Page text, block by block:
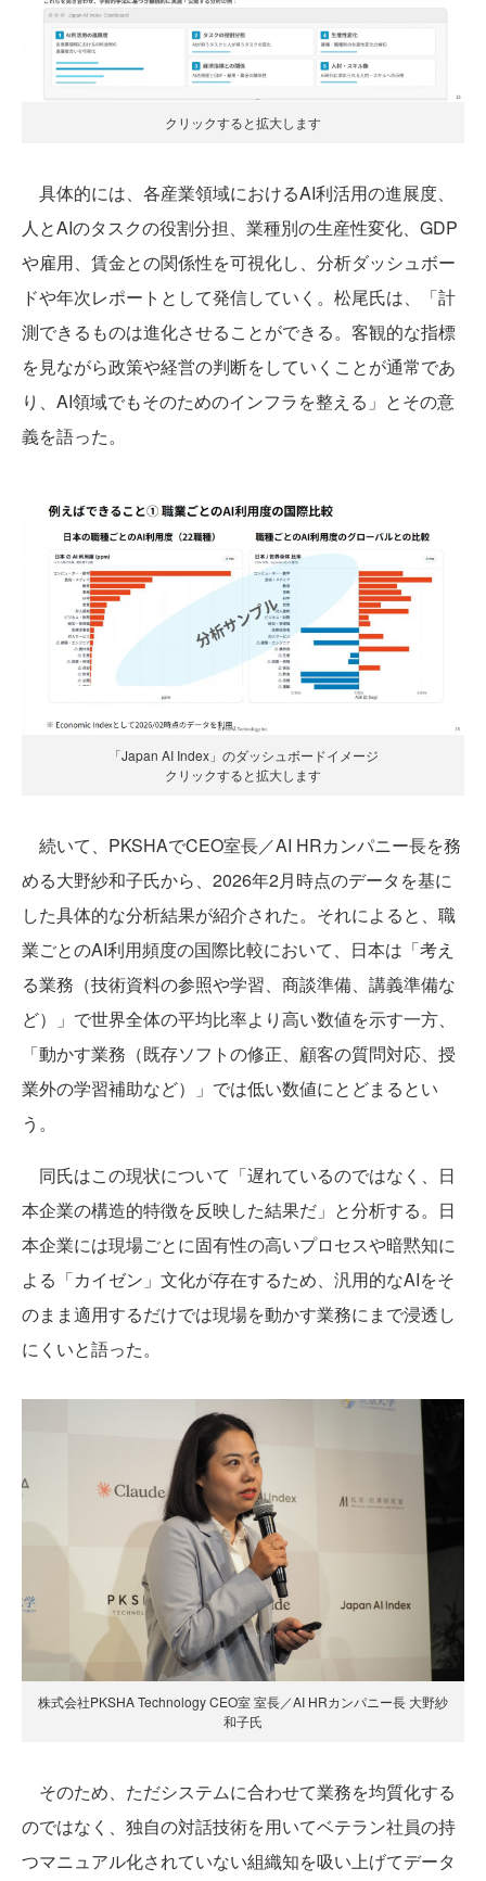
クリックすると拡大します
具体的には、各産業領域におけるAI利活用の進展度、
人とAIのタスクの役割分担、業種別の生産性変化、GDP
や雇用、賃金との関係性を可視化し、分析ダッシュボー
ドや年次レポートとして発信していく。松尾氏は、「計
測できるものは進化させることができる。客観的な指標
を見ながら政策や経営の判断をしていくことが通常であ
り、AI領域でもそのためのインフラを整える」とその意
義を語った。
「Japan AI Index」のダッシュボードイメージ
クリックすると拡大します
続いて、PKSHAでCEO室長／AI HRカンパニー長を務
める大野紗和子氏から、2026年2月時点のデータを基に
した具体的な分析結果が紹介された。それによると、職
業ごとのAI利用頻度の国際比較において、日本は「考え
る業務（技術資料の参照や学習、商談準備、講義準備な
ど）」で世界全体の平均比率より高い数値を示す一方、
「動かす業務（既存ソフトの修正、顧客の質問対応、授
業外の学習補助など）」では低い数値にとどまるとい
う。
同氏はこの現状について「遅れているのではなく、日
本企業の構造的特徴を反映した結果だ」と分析する。日
本企業には現場ごとに固有性の高いプロセスや暗黙知に
よる「カイゼン」文化が存在するため、汎用的なAIをそ
のまま適用するだけでは現場を動かす業務にまで浸透し
にくいと語った。
株式会社PKSHA Technology CEO室 室長／AI HRカンパニー長 大野紗
和子氏
そのため、ただシステムに合わせて業務を均質化する
のではなく、独自の対話技術を用いてベテラン社員の持
つマニュアル化されていない組織知を吸い上げてデータ